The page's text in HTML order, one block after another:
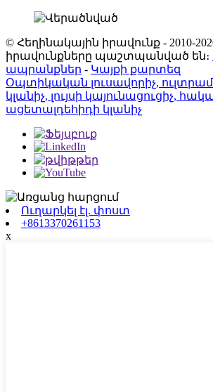
© Հեղինակային իրավունք - 2010-
իրավունքները պաշտպանված են։
ապրանքներ - Կայքի քարտեզ
Օպտիկական լուսավորիչ,
կլանիչ, լույսի կայունացուցիչ,
ացետալդեհիդի կլանիչ
Ուղարկել էլ. փոստ
+8613370261153
x